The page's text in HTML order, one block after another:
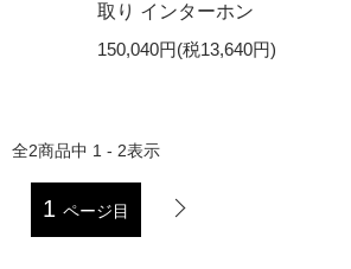
取り インターホン
150,040円(税13,640円)
全2商品中 1 - 2表示
1 ページ目